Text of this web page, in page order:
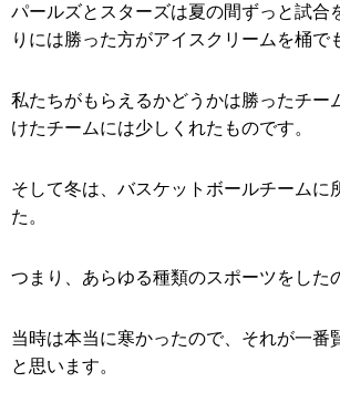
パールズとスターズは夏の間ずっと試合
りには勝った方がアイスクリームを桶で
私たちがもらえるかどうかは勝ったチー
けたチームには少しくれたものです。
そして冬は、バスケットボールチームに
た。
つまり、あらゆる種類のスポーツをした
当時は本当に寒かったので、それが一番
と思います。